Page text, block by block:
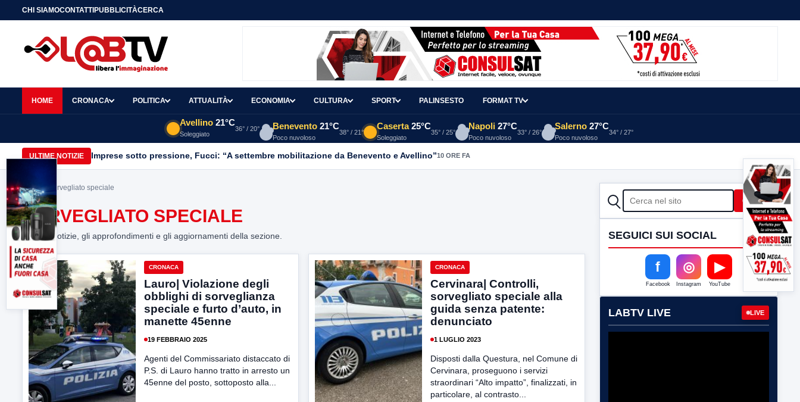
CHI SIAMOCONTATTIPUBBLICITÀCERCA
HOME CRONACA POLITICA ATTUALITÀ ECONOMIA CULTURA SPORT PALINSESTO FORMAT TV
Avellino 21°C
Soleggiato
36° / 20° Benevento 21°C
Poco nuvoloso
38° / 21°
Caserta 25°C
Soleggiato
35° / 25°
Napoli 27°C
Poco nuvoloso
33° / 26°
Salerno 27°C
Poco nuvoloso
34° / 27°
ULTIME NOTIZIE Imprese sotto pressione, Fucci: “A settembre mobilitazione da Benevento e Avellino”10 ORE FA
Home> sorvegliato speciale
SORVEGLIATO SPECIALE
Tutte le notizie, gli approfondimenti e gli aggiornamenti della sezione.
CRONACA
Lauro| Violazione degli
obblighi di sorveglianza
speciale e furto d’auto, in
manette 45enne
19 FEBBRAIO 2025
Agenti del Commissariato distaccato di
P.S. di Lauro hanno tratto in arresto un
45enne del posto, sottoposto alla...
CRONACA
Cervinara| Controlli,
sorvegliato speciale alla
guida senza patente:
denunciato
1 LUGLIO 2023
Disposti dalla Questura, nel Comune di
Cervinara, proseguono i servizi
straordinari “Alto impatto”, finalizzati, in
particolare, al contrasto...
CERCA Cerca
SEGUICI SUI SOCIAL
f
Facebook
◎
Instagram
▶
YouTube
LABTV LIVE LIVE